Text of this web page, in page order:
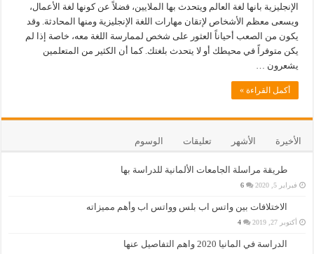
الإنجليزية بانها لغة العالم ويتحدث بها الملايين، فضلاً عن كونها لغة الأعمال،
ويسعى معظم الأشخاص لإتقان مهارات اللغة الإنجليزية ومنها المحادثة. وقد
يكون من الصعب أحياناً العثور على شخص لممارسة اللغة معه، خاصة إذا لم
يكن متوفراً في محيطك أو لا يتحدث بلغتك. كما أن الكثير من المتعلمين
يشعرون …
أكمل القراءة »
الأخيرة الأشهر تعليقات الوسوم
طريقة مراسلة الجامعات الألمانية للدراسة بها
فبراير 5, 2020 6
الاختلافات بين واتس اب بلس وواتس اب وأهم مميزاته
أكتوبر 27, 2019 4
الدراسة في المانيا 2020 واهم التفاصيل عنها